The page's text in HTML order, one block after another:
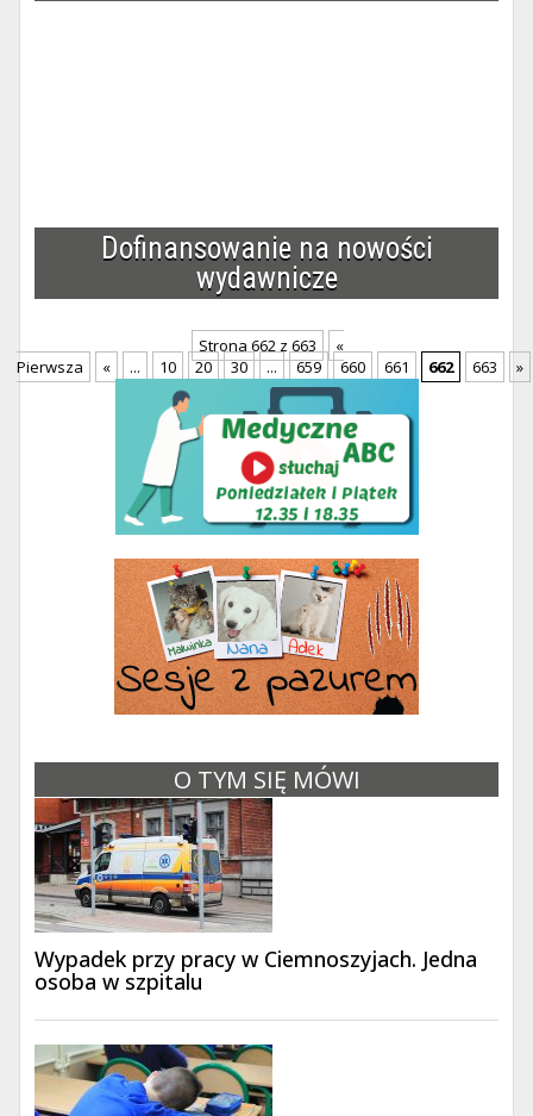
Dofinansowanie na nowości
wydawnicze
Strona 662 z 663
«
Pierwsza
« ... 10 20 30 ... 659 660 661 662 663 »
O TYM SIĘ MÓWI
Wypadek przy pracy w Ciemnoszyjach. Jedna
osoba w szpitalu